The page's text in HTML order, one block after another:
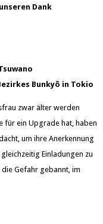
Dank
Bunkyô in Tokio
zwar älter werden
für ein Upgrade hat, haben
um ihre Anerkennung
Einladungen zu
Gefahr gebannt, im